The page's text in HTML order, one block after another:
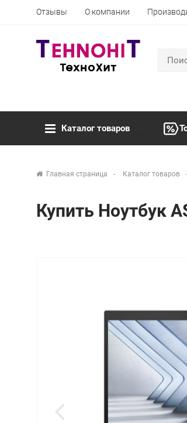
Отзывы О компании
Каталог товаров
Главная страница Каталог товаров
Купить Ноутбук